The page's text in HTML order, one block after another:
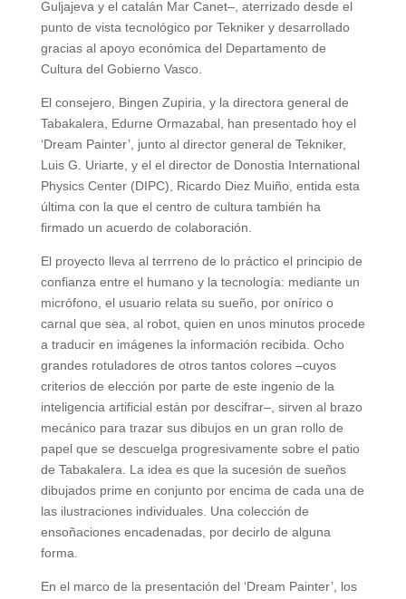
Guljajeva y el catalán Mar Canet–, aterrizado desde el
punto de vista tecnológico por Tekniker y desarrollado
gracias al apoyo económica del Departamento de
Cultura del Gobierno Vasco.
El consejero, Bingen Zupiria, y la directora general de
Tabakalera, Edurne Ormazabal, han presentado hoy el
‘Dream Painter’, junto al director general de Tekniker,
Luis G. Uriarte, y el el director de Donostia International
Physics Center (DIPC), Ricardo Diez Muiño, entida esta
última con la que el centro de cultura también ha
firmado un acuerdo de colaboración.
El proyecto lleva al terrreno de lo práctico el principio de
confianza entre el humano y la tecnología: mediante un
micrófono, el usuario relata su sueño, por onírico o
carnal que sea, al robot, quien en unos minutos procede
a traducir en imágenes la información recibida. Ocho
grandes rotuladores de otros tantos colores –cuyos
criterios de elección por parte de este ingenio de la
inteligencia artificial están por descifrar–, sirven al brazo
mecánico para trazar sus dibujos en un gran rollo de
papel que se descuelga progresivamente sobre el patio
de Tabakalera. La idea es que la sucesión de sueños
dibujados prime en conjunto por encima de cada una de
las ilustraciones individuales. Una colección de
ensoñaciones encadenadas, por decirlo de alguna
forma.
En el marco de la presentación del ‘Dream Painter’, los